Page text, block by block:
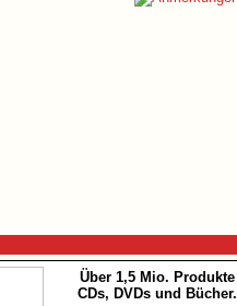
Über 1,5 Mio. Produkte
CDs, DVDs und Bücher.